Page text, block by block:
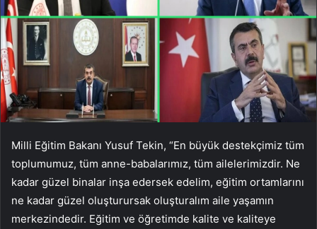
Milli Eğitim Bakanı Yusuf Tekin, “En büyük destekçimiz tüm
toplumumuz, tüm anne-babalarımız, tüm ailelerimizdir. Ne
kadar güzel binalar inşa edersek edelim, eğitim ortamlarını
ne kadar güzel oluşturursak oluşturalım aile yaşamın
merkezindedir. Eğitim ve öğretimde kalite ve kaliteye